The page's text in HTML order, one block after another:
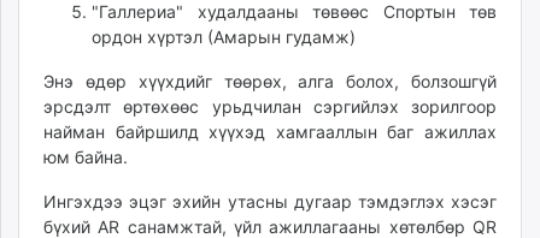
asu.mn
shudarga.mn
shuurhai.mn
unuudur.mn
isee.mn
mglradio.com
fact.mn
itoim.mn
"Галлериа" худалдааны төвөөс Спортын төв
ордон хүртэл (Амарын гудамж)
Энэ өдөр хүүхдийг төөрөх, алга болох, болзошгүй
эрсдэлт өртөхөөс урьдчилан сэргийлэх зорилгоор
найман байршилд хүүхэд хамгааллын баг ажиллах
юм байна.
Ингэхдээ эцэг эхийн утасны дугаар тэмдэглэх хэсэг
бүхий AR санамжтай, үйл ажиллагааны хөтөлбөр QR